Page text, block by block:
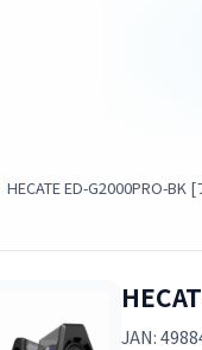
HECATE ED-G2000PRO-BK
JAN: